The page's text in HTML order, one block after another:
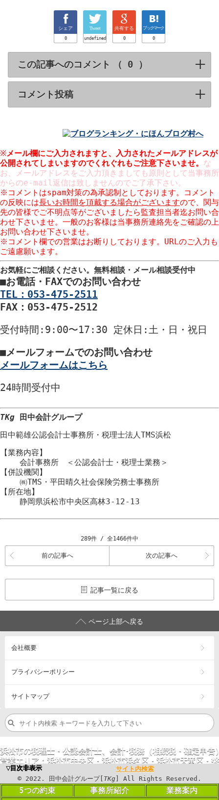
▼目次非表示
サイト内検索
© 2022 . 田中会計グループ[ TKg ] All Rights Reserved.
5つの約束 事務所紹介
業務案内
シェア
0
Tweet
undefined
共有する
0
ブックマーク
0
この記事へのコメント （ ） click to
コメント投稿click to expand contents
※メール欄にご入力されますと、入力された メールアドレスが
公開 されてしまいますのでくれぐれもご注意下さいませ。 な
お、メールアドレスをご入力頂きましても原則として当事務所
からのe-mail返信は致しませんのでご了承下さい。
※コメントはspam対策の為承認制としております。コメント
の反映には長いお時間を頂戴する場合がございますので、関与
先の皆様でご不明点等がございましたら監査担当者迄お問い合
わせ下さいませ。一般のお客様は当事務所連絡先をご確認の上
お問い合わせ下さいませ。
※コメント欄での営業はお断りしております。URLのご入力も
ご遠慮願います。
お気軽にご相談ください。 無料相談・メール相談受付中
■お電話・FAXでのお問い合わせ
TEL：053-475-2511
FAX：053-475-2512
受付時間 :9:00〜17:30 定休日 :土・日・祝日
■メールフォームでのお問い合わせ
メールフォームはこちら
24時間受付中
TKg 田中会計グループ
田中範雄公認会計士事務所 ・ 税理士法人TMS浜松
【業務内容】
会計事務所 ＜公認会計士・税理士業務＞
【併設機関】
㈱TMS・平田晴久社会保険労務士事務所
【所在地】
静岡県浜松市中央区高林3-12-13
289件 / 全1466件中
前の記事へ 次の記事へ
記事一覧に戻る
ページ上部へ戻る
会社概要
プライバシーポリシー
サイトマップ
浜松市の税理士・公認会計士、会計･税務（相続税・確定申
営業エリア： 浜松市中央区 ・浜松市浜名区 ・浜松市天竜区 ・
©2023. 田中会計グループ[ TKg] All Rights
Reserved.